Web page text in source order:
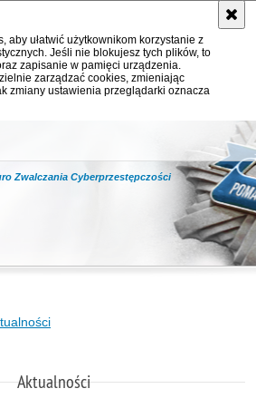
aby ułatwić użytkownikom korzystanie z
Jeśli nie blokujesz tych plików, to
zapisanie w pamięci urządzenia.
zarządzać cookies, zmieniając
zmiany ustawienia przeglądarki oznacza
Zwalczania Cyberprzestępczości
Aktualności